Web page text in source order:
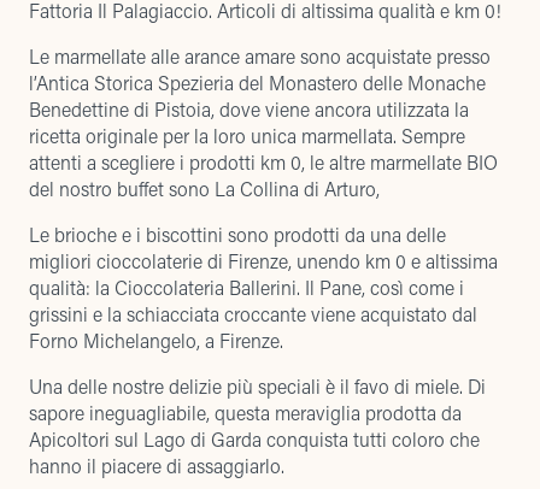
Fattoria Il Palagiaccio. Articoli di altissima qualità e km 0!
Le marmellate alle arance amare sono acquistate presso
l’Antica Storica Spezieria del Monastero delle Monache
Benedettine di Pistoia, dove viene ancora utilizzata la
ricetta originale per la loro unica marmellata. Sempre
attenti a scegliere i prodotti km 0, le altre marmellate BIO
del nostro buffet sono La Collina di Arturo,
Le brioche e i biscottini sono prodotti da una delle
migliori cioccolaterie di Firenze, unendo km 0 e altissima
qualità: la Cioccolateria Ballerini. Il Pane, così come i
grissini e la schiacciata croccante viene acquistato dal
Forno Michelangelo, a Firenze.
Una delle nostre delizie più speciali è il favo di miele. Di
sapore ineguagliabile, questa meraviglia prodotta da
Apicoltori sul Lago di Garda conquista tutti coloro che
hanno il piacere di assaggiarlo.